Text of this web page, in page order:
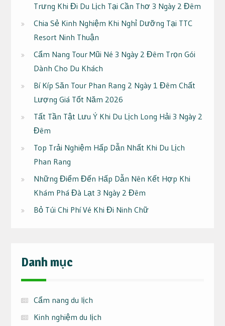
Trưng Khi Đi Du Lịch Tại Cần Thơ 3 Ngày 2 Đêm
Chia Sẻ Kinh Nghiệm Khi Nghỉ Dưỡng Tại TTC
Resort Ninh Thuận
Cẩm Nang Tour Mũi Né 3 Ngày 2 Đêm Trọn Gói
Dành Cho Du Khách
Bí Kíp Săn Tour Phan Rang 2 Ngày 1 Đêm Chất
Lượng Giá Tốt Năm 2026
Tất Tần Tật Lưu Ý Khi Du Lịch Long Hải 3 Ngày 2
Đêm
Top Trải Nghiệm Hấp Dẫn Nhất Khi Du Lịch
Phan Rang
Những Điểm Đến Hấp Dẫn Nên Kết Hợp Khi
Khám Phá Đà Lạt 3 Ngày 2 Đêm
Bỏ Túi Chi Phí Vé Khi Đi Ninh Chữ
Danh mục
Cẩm nang du lịch
Kinh nghiệm du lịch